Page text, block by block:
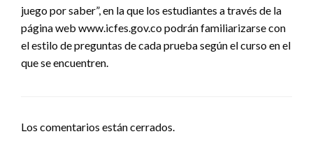
juego por saber”, en la que los estudiantes a través de la
página web www.icfes.gov.co podrán familiarizarse con
el estilo de preguntas de cada prueba según el curso en el
que se encuentren.
Los comentarios están cerrados.